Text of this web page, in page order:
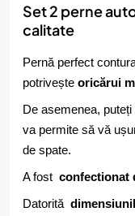
Set 2 perne
calitate
Pernă perfect
potrivește oricărui
De asemenea,
va permite să vă
de spate.
A fost confectionat
Datorită